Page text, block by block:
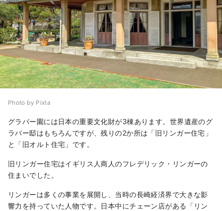
Photo by Pixta
グラバー園には日本の重要文化財が3棟あります。世界遺産のグ
ラバー邸はもちろんですが、残りの2か所は「旧リンガー住宅」
と「旧オルト住宅」です。
旧リンガー住宅はイギリス人商人のフレデリック・リンガーの
住まいでした。
リンガーは多くの事業を展開し、当時の長崎経済界で大きな影
響力を持っていた人物です。日本中にチェーン店がある「リン